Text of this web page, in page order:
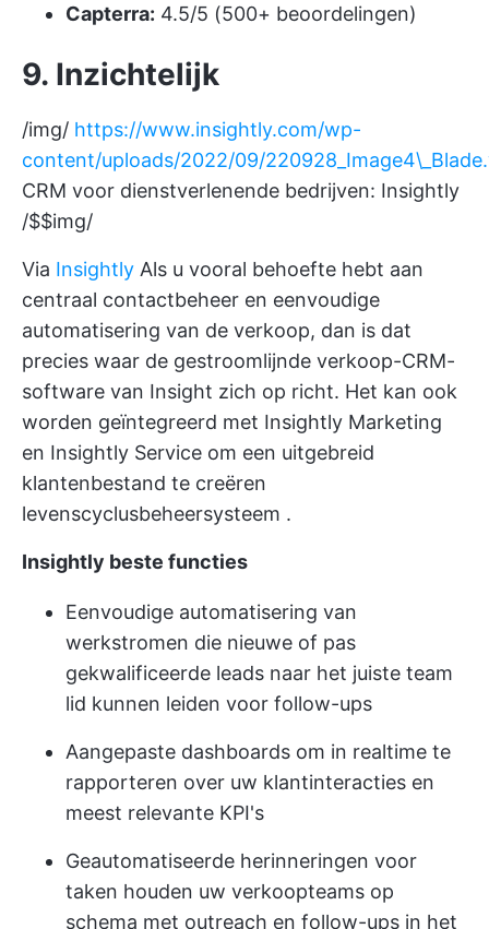
Capterra: 4.5/5 (500+ beoordelingen)
9. Inzichtelijk
/img/ https://www.insightly.com/wp-
content/uploads/2022/09/
CRM voor dienstverlenende bedrijven: Insightly
/$$img/
Via Insightly Als u vooral behoefte hebt aan
centraal contactbeheer en eenvoudige
automatisering van de verkoop, dan is dat
precies waar de gestroomlijnde verkoop-CRM-
software van Insight zich op richt. Het kan ook
worden geïntegreerd met Insightly Marketing
en Insightly Service om een uitgebreid
klantenbestand te creëren
levenscyclusbeheersysteem .
Insightly beste functies
Eenvoudige automatisering van
werkstromen die nieuwe of pas
gekwalificeerde leads naar het juiste team
lid kunnen leiden voor follow-ups
Aangepaste dashboards om in realtime te
rapporteren over uw klantinteracties en
meest relevante KPI's
Geautomatiseerde herinneringen voor
taken houden uw verkoopteams op
schema met outreach en follow-ups in het